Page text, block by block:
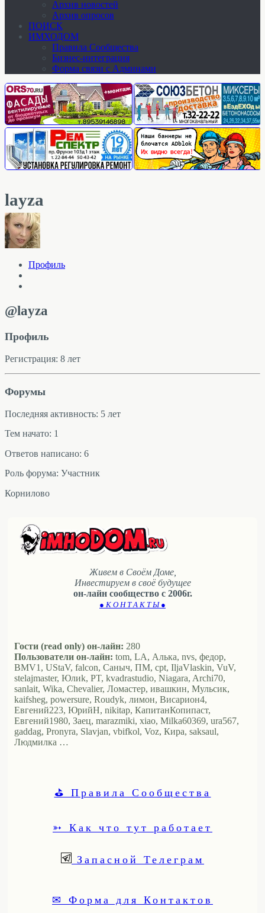
Архив новостей
Архив опросов
ПОИСК
ИМХОДОМ
Правила Сообщества
Бизнес-интеграция
Форма связи с Админами
layza
Профиль
@layza
Профиль
Регистрация: 8 лет
Форумы
Последняя активность: 5 лет
Тем начато: 1
Ответов написано: 6
Роль форума: Участник
Корнилово
Живем в Своём Доме,
Инвестируем в своё будущее
он-лайн сообщество с 2006г.
● К О Н Т А К Т Ы ●
Гости (read only) он-лайн: 280
Пользователи он-лайн: tom, LA, Алька, nvs, федор,
BMV1, UStaV, falcon, Саныч, ПМ, cpt, IljaVlaskin, VuV,
stelajmaster, Юлиk, PT, kvadrastudio, Niagara, Archi70,
sanlait, Wika, Chevalier, Ломастер, ивашкин, Мульсик,
kaifsheg, powersure, Roudyk, лимон, Висариoн4,
Евгений223, ЮрийН, nikitap, КапитанКопипаст,
Евгений1980, Заец, marazmiki, xiao, Milka60369, ura567,
gaddag, Pronyra, Slavjan, vbifkol, Voz, Кира, saksaul,
Людмилка …
⛳ Правила Сообщества
➳ Как что тут работает
Запасной Телеграм
✉ Форма для Контактов